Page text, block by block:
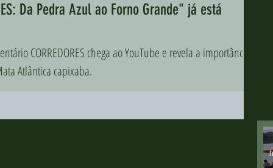
Da Pedra Azul ao Forno Grande" já está
CORREDORES chega ao YouTube e revela a importância
Atlântica capixaba.